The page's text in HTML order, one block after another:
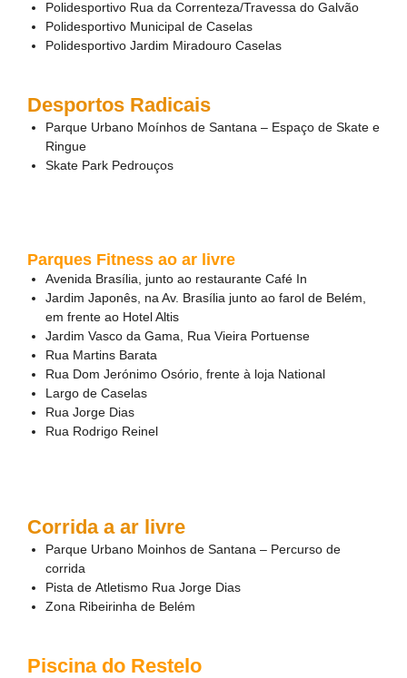
Polidesportivo Rua da Correnteza/Travessa do Galvão
Polidesportivo Municipal de Caselas
Polidesportivo Jardim Miradouro Caselas
Desportos Radicais
Parque Urbano Moínhos de Santana – Espaço de Skate e
Ringue
Skate Park Pedrouços
Parques Fitness ao ar livre
Avenida Brasília, junto ao restaurante Café In
Jardim Japonês, na Av. Brasília junto ao farol de Belém,
em frente ao Hotel Altis
Jardim Vasco da Gama, Rua Vieira Portuense
Rua Martins Barata
Rua Dom Jerónimo Osório, frente à loja National
Largo de Caselas
Rua Jorge Dias
Rua Rodrigo Reinel
Corrida a ar livre
Parque Urbano Moinhos de Santana – Percurso de
corrida
Pista de Atletismo Rua Jorge Dias
Zona Ribeirinha de Belém
Piscina do Restelo